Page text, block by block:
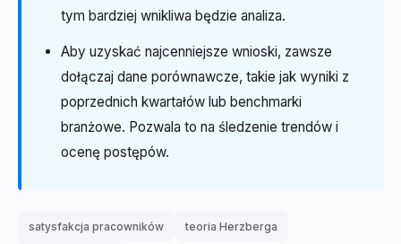
tym bardziej wnikliwa będzie analiza.
Aby uzyskać najcenniejsze wnioski, zawsze
dołączaj dane porównawcze, takie jak wyniki z
poprzednich kwartałów lub benchmarki
branżowe. Pozwala to na śledzenie trendów i
ocenę postępów.
satysfakcja pracowników teoria Herzberga